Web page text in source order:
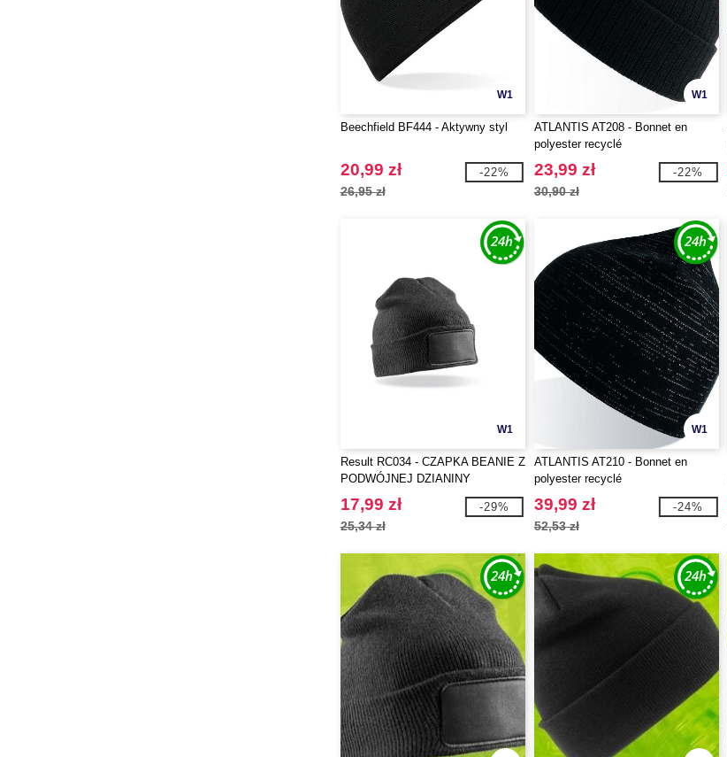
W1
Beechfield BF444 - Aktywny styl
20,99 zł
26,95 zł
-22%
W1
ATLANTIS AT208 - Bonnet en
polyester recyclé
23,99 zł
30,90 zł
-22%
W1
Result RC034 - CZAPKA BEANIE Z
PODWÓJNEJ DZIANINY
THINSULATE ™
17,99 zł
25,34 zł
-29%
W1
ATLANTIS AT210 - Bonnet en
polyester recyclé
39,99 zł
52,53 zł
-24%